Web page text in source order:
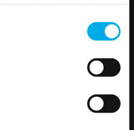
geografische Lage